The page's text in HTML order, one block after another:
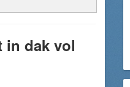
in dak vol